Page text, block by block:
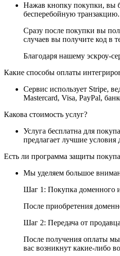
Нажав кнопку покупки, вы
бесперебойную транзакцию.
Сразу после покупки вы
случаев вы получите код в
Благодаря нашему эскроу-
Какие способы оплаты
Сервис использует Stripe,
Mastercard, Visa, PayPal,
Какова стоимость услуг?
Услуга бесплатна для
предлагает лучшие
Есть ли программа защиты
Мы уделяем большое
Шаг 1: Покупка доменного
После приобретения
Шаг 2: Передача от
После получения оплаты
вас возникнут какие-либо